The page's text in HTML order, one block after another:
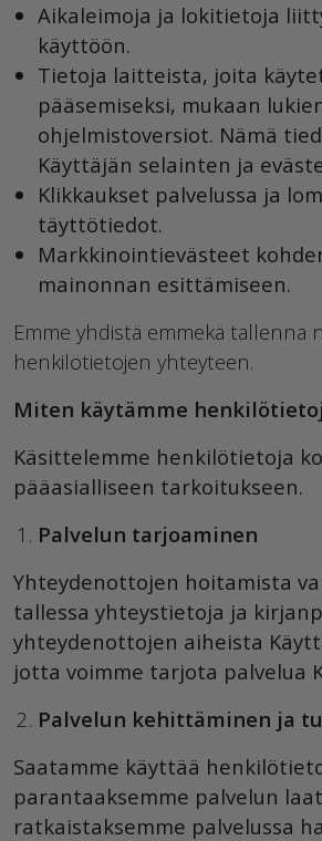
Aikaleimoja ja lokitietoja
käyttöön.
Tietoja laitteista, joita
pääsemiseksi, mukaan
ohjelmistoversiot. Nämä
Käyttäjän selainten ja
Klikkaukset palvelussa ja
täyttötiedot.
Markkinointievästeet
mainonnan esittämiseen.
Emme yhdistä emmekä tallenna
henkilötietojen yhteyteen.
Miten käytämme
Käsittelemme henkilötietoja
pääasialliseen tarkoitukseen.
Palvelun tarjoaminen
Yhteydenottojen hoitamista
tallessa yhteystietoja ja
yhteydenottojen aiheista
jotta voimme tarjota palvelua
Palvelun kehittäminen ja
Saatamme käyttää
parantaaksemme palvelun
ratkaistaksemme palvelussa